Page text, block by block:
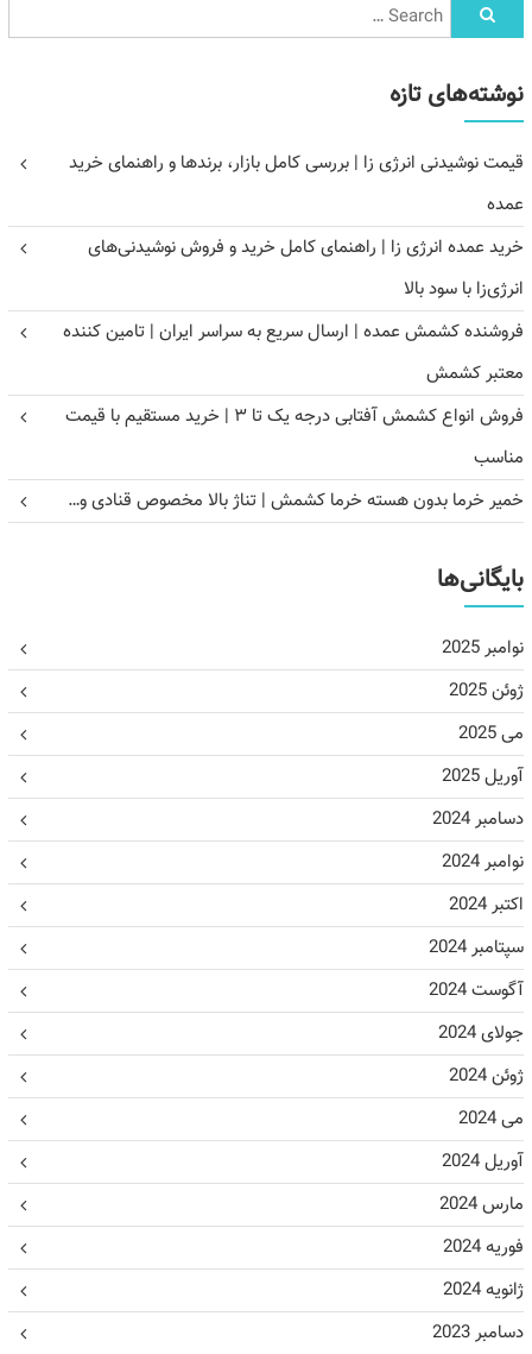
نوشته‌های تازه
قیمت نوشیدنی انرژی زا | بررسی کامل بازار، برندها و راهنمای خرید
عمده
خرید عمده انرژی زا | راهنمای کامل خرید و فروش نوشیدنی‌های
انرژی‌زا با سود بالا
فروشنده کشمش عمده | ارسال سریع به سراسر ایران | تامین کننده
معتبر کشمش
فروش انواع کشمش آفتابی درجه یک تا ۳ | خرید مستقیم با قیمت
مناسب
خمیر خرما بدون هسته خرما کشمش | تناژ بالا مخصوص قنادی و…
بایگانی‌ها
نوامبر 2025
ژوئن 2025
می 2025
آوریل 2025
دسامبر 2024
نوامبر 2024
اکتبر 2024
سپتامبر 2024
آگوست 2024
جولای 2024
ژوئن 2024
می 2024
آوریل 2024
مارس 2024
فوریه 2024
ژانویه 2024
دسامبر 2023